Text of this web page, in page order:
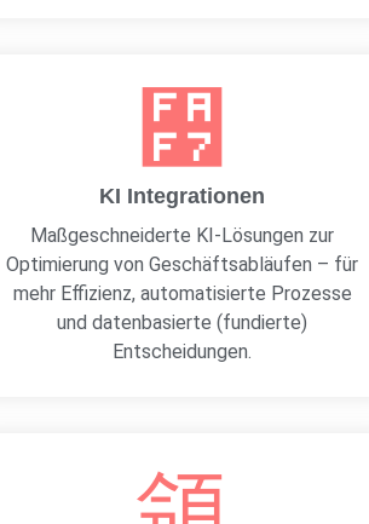
KI Integrationen
Maßgeschneiderte KI-Lösungen zur
Optimierung von Geschäftsabläufen – für
mehr Effizienz, automatisierte Prozesse
und datenbasierte (fundierte)
Entscheidungen.